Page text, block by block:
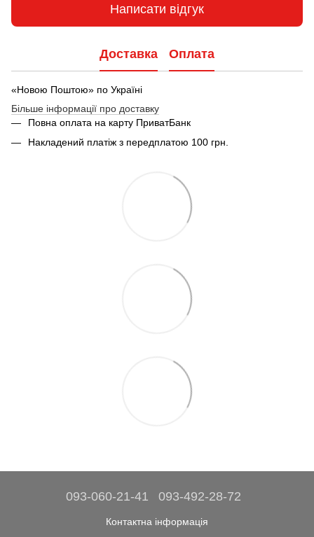
Написати відгук
Доставка Оплата
«Новою Поштою» по Україні
Більше інформації про доставку
Повна оплата на карту ПриватБанк
Накладений платіж з передплатою 100 грн.
093-060-21-41 093-492-28-72
Контактна інформація